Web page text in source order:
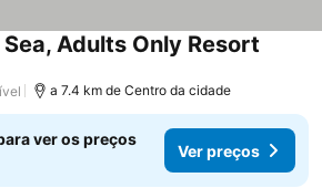
Adults Only Resort
a 7.4 km de Centro da cidade
ver os preços
Ver preços